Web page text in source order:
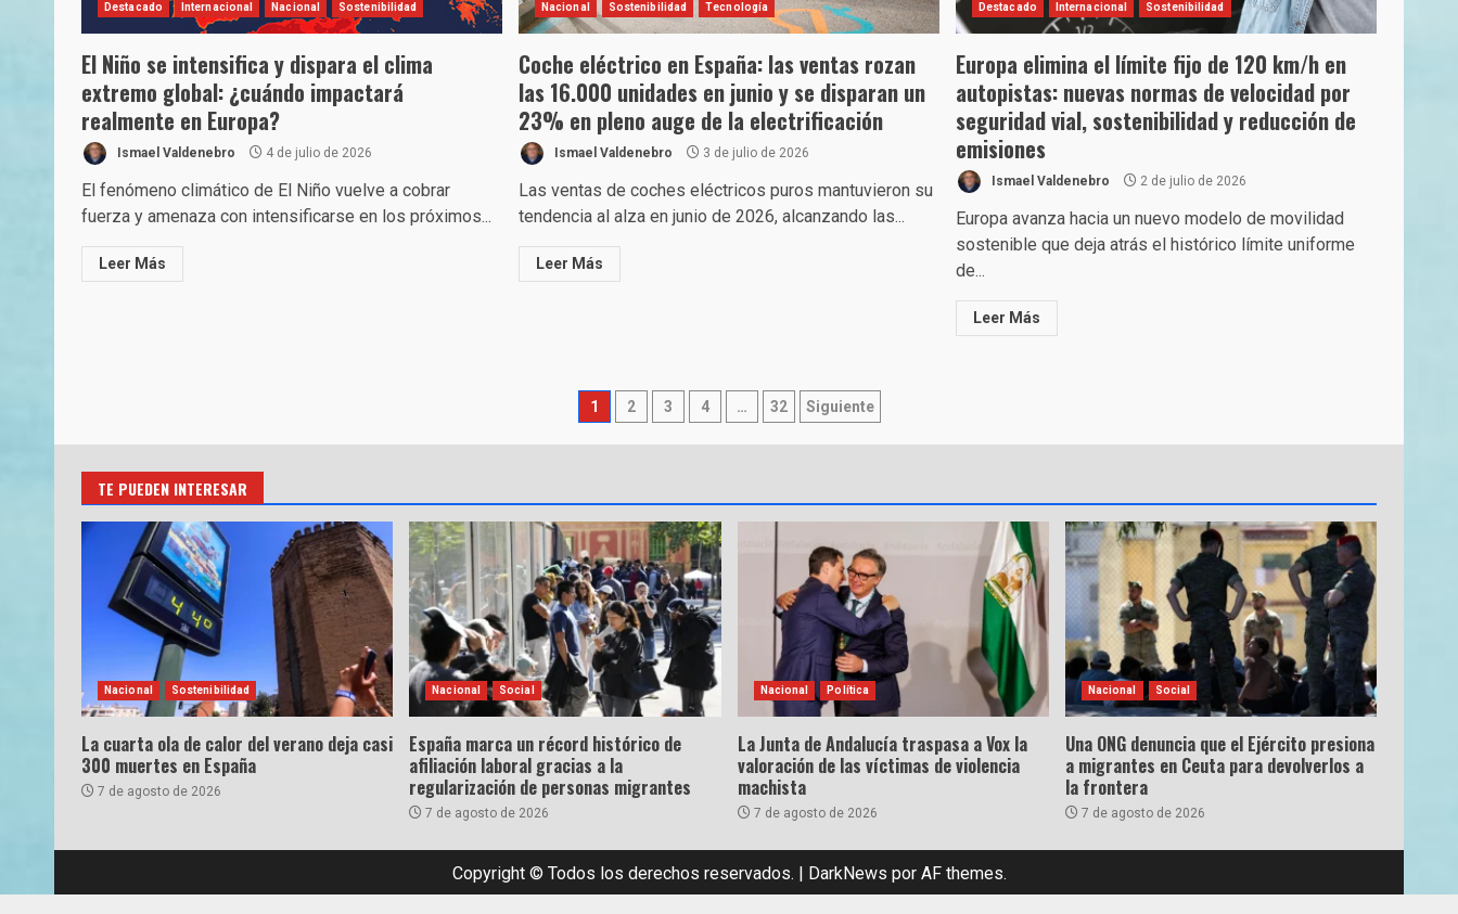
Destacado Internacional Nacional Sostenibilidad
El Niño se intensifica y dispara el clima
extremo global: ¿cuándo impactará
realmente en Europa?
Ismael Valdenebro 4 de julio de 2026
El fenómeno climático de El Niño vuelve a cobrar
fuerza y amenaza con intensificarse en los próximos...
Leer Más
Nacional Sostenibilidad Tecnología
Coche eléctrico en España: las ventas rozan
las 16.000 unidades en junio y se disparan un
23% en pleno auge de la electrificación
Ismael Valdenebro 3 de julio de 2026
Las ventas de coches eléctricos puros mantuvieron su
tendencia al alza en junio de 2026, alcanzando las...
Leer Más
Destacado Internacional Sostenibilidad
Europa elimina el límite fijo de 120 km/h en
autopistas: nuevas normas de velocidad por
seguridad vial, sostenibilidad y reducción de
emisiones
Ismael Valdenebro 2 de julio de 2026
Europa avanza hacia un nuevo modelo de movilidad
sostenible que deja atrás el histórico límite uniforme
de...
Leer Más
Paginación
de
entradas
1 2 3 4 … 32 Siguiente
TE PUEDEN INTERESAR
Nacional Sostenibilidad
La cuarta ola de calor del verano deja casi
300 muertes en España
7 de agosto de 2026
Nacional Social
España marca un récord histórico de
afiliación laboral gracias a la
regularización de personas migrantes
7 de agosto de 2026
Nacional Política
La Junta de Andalucía traspasa a Vox la
valoración de las víctimas de violencia
machista
7 de agosto de 2026
Nacional Social
Una ONG denuncia que el Ejército presiona
a migrantes en Ceuta para devolverlos a
la frontera
7 de agosto de 2026
Copyright © Todos los derechos reservados. | DarkNews por AF themes.